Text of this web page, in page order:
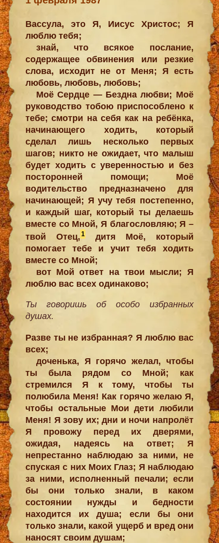
Вассула, это Я, Иисус Христос; Я
люблю тебя;
знай, что всякое послание,
содержащее обвинения или резкие
слова, исходит не от Меня; Я есть
любовь, любовь, любовь;
Моё Сердце — Бездна любви; Моё
руководство тобою приспособлено к
тебе; смотри на себя как на ребёнка,
начинающего ходить, который
сделал лишь несколько первых
шагов; никто не ожидает, что малыш
будет ходить с уверенностью и без
посторонней помощи; Моё
водительство предназначено для
начинающей; Я учу тебя постепенно,
и каждый шаг, который ты делаешь
вместе со Мной, Я благословляю; Я –
твой Отец, 1дитя Моё, который
помогает тебе и учит тебя ходить
вместе со Мной;
вот Мой ответ на твои мысли; Я
люблю вас всех одинаково;
Ты говоришь об особо избранных
душах.
Разве ты не избранная? Я люблю вас
всех;
доченька, Я горячо желал, чтобы
ты была рядом со Мной; как
стремился Я к тому, чтобы ты
полюбила Меня! Как горячо желаю Я,
чтобы остальные Мои дети любили
Меня! Я зову их; дни и ночи напролёт
Я провожу перед их дверями,
ожидая, надеясь на ответ; Я
непрестанно наблюдаю за ними, не
спуская с них Моих Глаз; Я наблюдаю
за ними, исполненный печали; если
бы они только знали, в каком
состоянии нужды и бедности
находится их душа; если бы они
только знали, какой ущерб и вред они
наносят своим душам;